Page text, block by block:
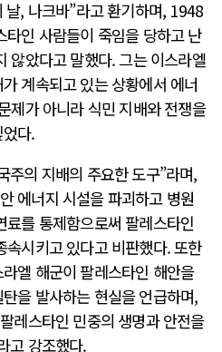
, 나크바”라고 환기하며, 1948
인 사람들이 죽임을 당하고 난
않았다고 말했다. 그는 이스라엘
계속되고 있는 상황에서 에너
제가 아니라 식민 지배와 전쟁을
다.
주의 지배의 주요한 도구”라며,
에너지 시설을 파괴하고 병원
료를 통제함으로써 팔레스타인
시키고 있다고 비판했다. 또한
엘 해군이 팔레스타인 해안을
을 발사하는 현실을 언급하며,
레스타인 민중의 생명과 안전을
고 강조했다.